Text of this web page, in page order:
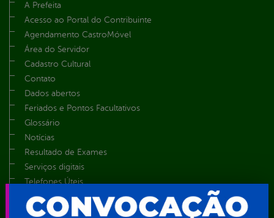
A Prefeita
Acesso ao Portal do Contribuinte
Agendamento CastroMóvel
Área do Servidor
Cadastro Cultural
Contato
Dados abertos
Feriados e Pontos Facultativos
Glossário
Notícias
Resultado de Exames
Serviços digitais
Telefones Úteis
TV Web
Vice-Prefeito